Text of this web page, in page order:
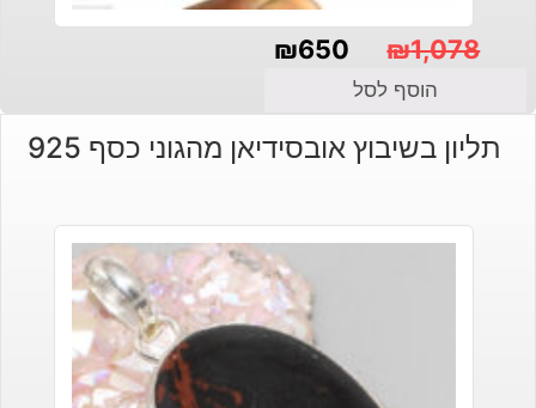
₪1,078
המקורי
היה:
₪650
הנוכחי
הוא:
הוסף לסל
תליון בשיבוץ אובסידיאן מהגוני כסף 925